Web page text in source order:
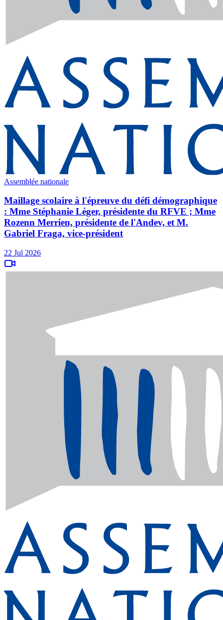
Assemblée nationale
Maillage scolaire à l'épreuve du défi démographique
: Mme Stéphanie Léger, présidente du RFVE ; Mme
Rozenn Merrien, présidente de l'Andev, et M.
Gabriel Fraga, vice-président
22 Jul 2026